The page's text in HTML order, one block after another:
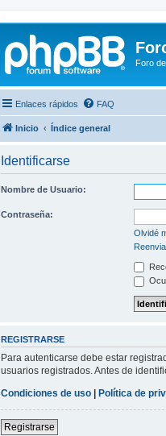
Foro
Enlaces rápidos FAQ
Inicio Índice general
Identificarse
Nombre de Usuario:
Contraseña:
Olvidé
REGISTRARSE
Para autenticarse debe estar
usuarios registrados. Antes de
Condiciones de uso
Política de
Registrarse